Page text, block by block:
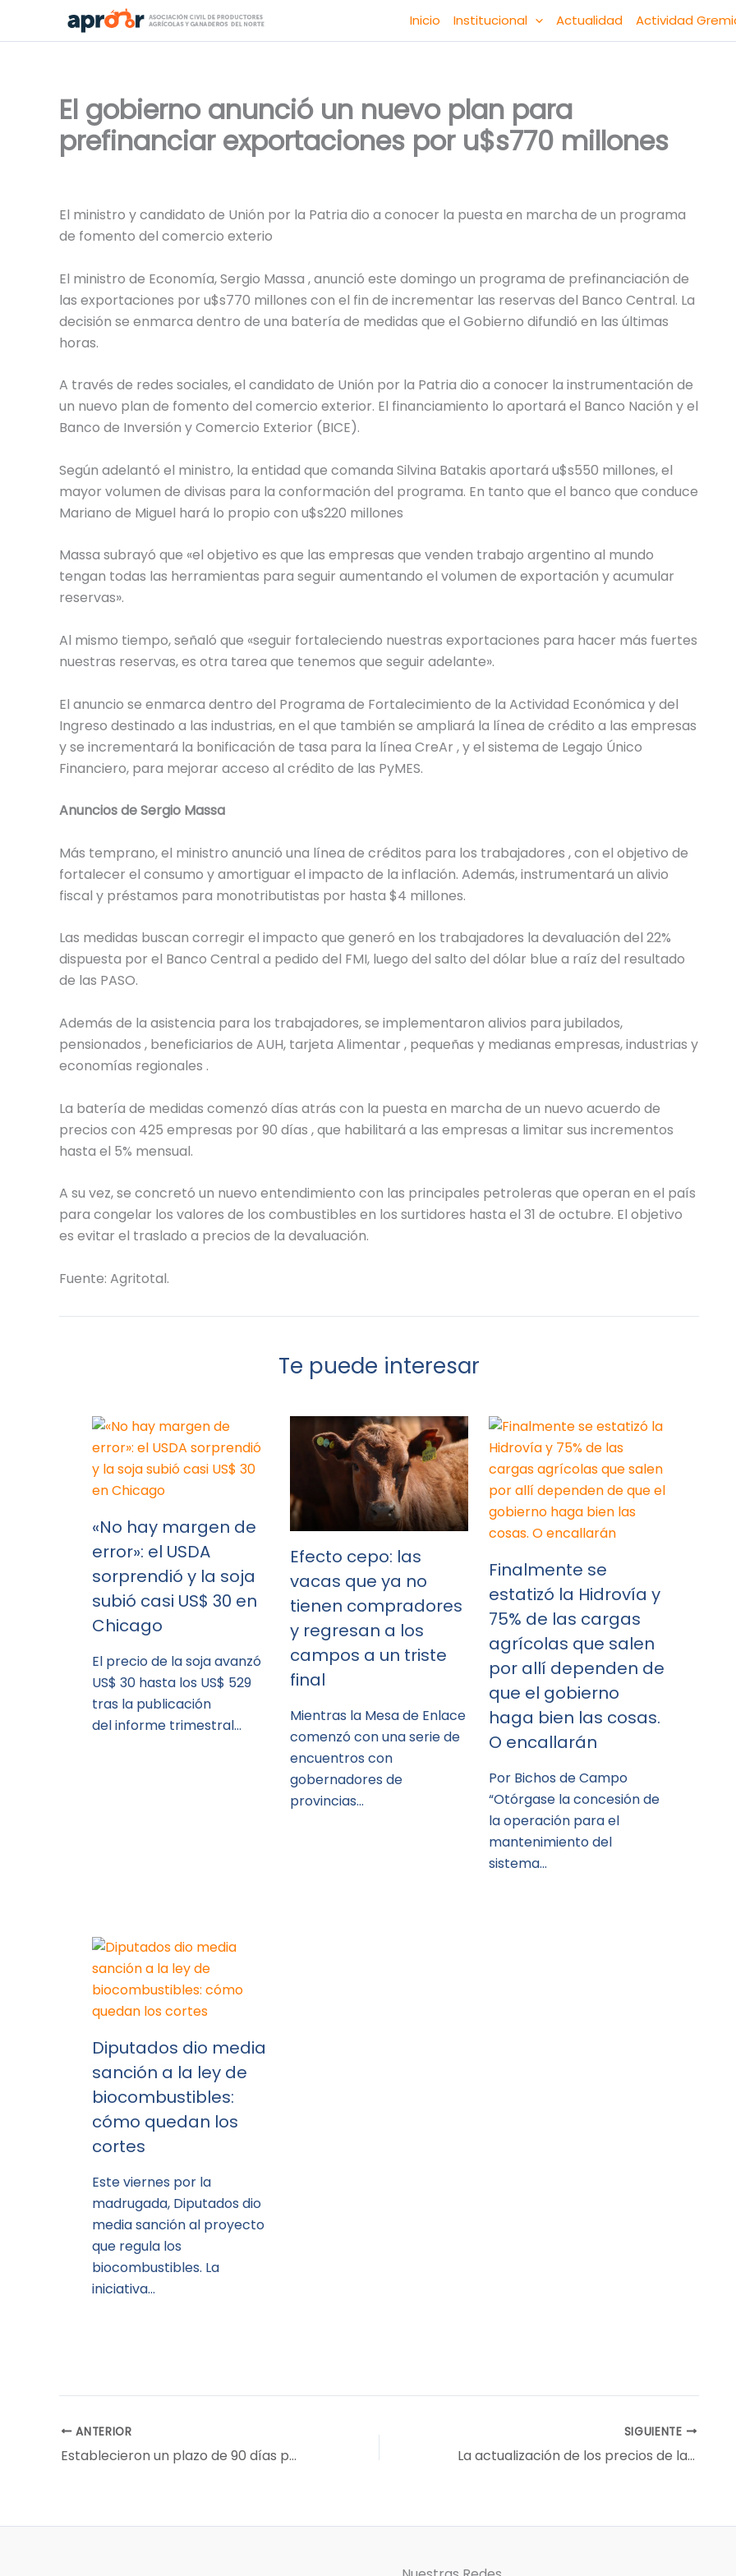
Inicio Institucional Actualidad Actividad
El gobierno anunció un nuevo plan para
prefinanciar exportaciones por u$s770 millones
El ministro y candidato de Unión por la Patria dio a conocer la puesta en marcha de un programa
de fomento del comercio exterio
El ministro de Economía, Sergio Massa , anunció este domingo un programa de prefinanciación de
las exportaciones por u$s770 millones con el fin de incrementar las reservas del Banco Central. La
decisión se enmarca dentro de una batería de medidas que el Gobierno difundió en las últimas
horas.
A través de redes sociales, el candidato de Unión por la Patria dio a conocer la instrumentación de
un nuevo plan de fomento del comercio exterior. El financiamiento lo aportará el Banco Nación y el
Banco de Inversión y Comercio Exterior (BICE).
Según adelantó el ministro, la entidad que comanda Silvina Batakis aportará u$s550 millones, el
mayor volumen de divisas para la conformación del programa. En tanto que el banco que conduce
Mariano de Miguel hará lo propio con u$s220 millones
Massa subrayó que «el objetivo es que las empresas que venden trabajo argentino al mundo
tengan todas las herramientas para seguir aumentando el volumen de exportación y acumular
reservas».
Al mismo tiempo, señaló que «seguir fortaleciendo nuestras exportaciones para hacer más fuertes
nuestras reservas, es otra tarea que tenemos que seguir adelante».
El anuncio se enmarca dentro del Programa de Fortalecimiento de la Actividad Económica y del
Ingreso destinado a las industrias, en el que también se ampliará la línea de crédito a las empresas
y se incrementará la bonificación de tasa para la línea CreAr , y el sistema de Legajo Único
Financiero, para mejorar acceso al crédito de las PyMES.
Anuncios de Sergio Massa
Más temprano, el ministro anunció una línea de créditos para los trabajadores , con el objetivo de
fortalecer el consumo y amortiguar el impacto de la inflación. Además, instrumentará un alivio
fiscal y préstamos para monotributistas por hasta $4 millones.
Las medidas buscan corregir el impacto que generó en los trabajadores la devaluación del 22%
dispuesta por el Banco Central a pedido del FMI, luego del salto del dólar blue a raíz del resultado
de las PASO.
Además de la asistencia para los trabajadores, se implementaron alivios para jubilados,
pensionados , beneficiarios de AUH, tarjeta Alimentar , pequeñas y medianas empresas, industrias y
economías regionales .
La batería de medidas comenzó días atrás con la puesta en marcha de un nuevo acuerdo de
precios con 425 empresas por 90 días , que habilitará a las empresas a limitar sus incrementos
hasta el 5% mensual.
A su vez, se concretó un nuevo entendimiento con las principales petroleras que operan en el país
para congelar los valores de los combustibles en los surtidores hasta el 31 de octubre. El objetivo
es evitar el traslado a precios de la devaluación.
Fuente: Agritotal.
Te puede interesar
«No hay margen de
error»: el USDA
sorprendió y la soja
subió casi US$ 30 en
Chicago
El precio de la soja avanzó
US$ 30 hasta los US$ 529
tras la publicación
del informe trimestral…
Efecto cepo: las
vacas que ya no
tienen compradores
y regresan a los
campos a un triste
final
Mientras la Mesa de Enlace
comenzó con una serie de
encuentros con
gobernadores de
provincias…
Finalmente se
estatizó la Hidrovía y
75% de las cargas
agrícolas que salen
por allí dependen de
que el gobierno
haga bien las cosas.
O encallarán
Por Bichos de Campo
“Otórgase la concesión de
la operación para el
mantenimiento del
sistema…
Diputados dio media
sanción a la ley de
biocombustibles:
cómo quedan los
cortes
Este viernes por la
madrugada, Diputados dio
media sanción al proyecto
que regula los
biocombustibles. La
iniciativa…
ANTERIOR
Establecieron un plazo de 90 días para registrar exportaciones de especialidades agrícolas que participaron de la última edición del “dólar agro”
SIGUIENTE
La actualización de los precios de la hacienda no benefició a todos los ganaderos